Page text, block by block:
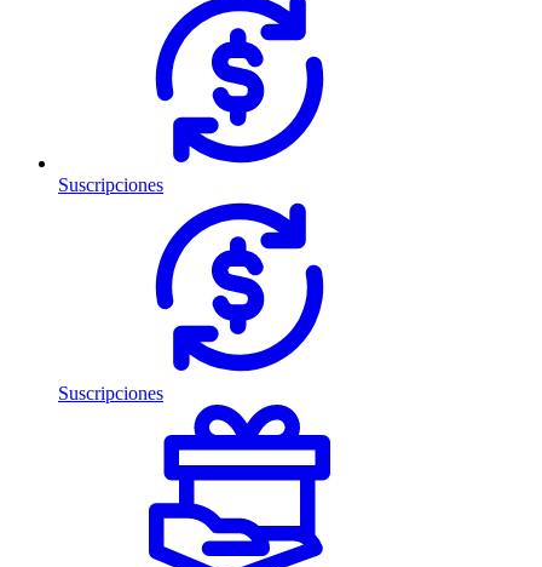
Suscripciones
Suscripciones